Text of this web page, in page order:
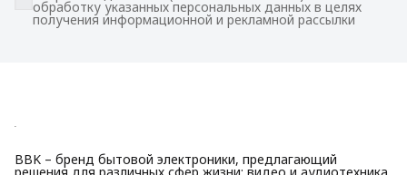
обработку указанных персональных данных в целях
получения информационной и рекламной рассылки
BBK – бренд бытовой электроники, предлагающий